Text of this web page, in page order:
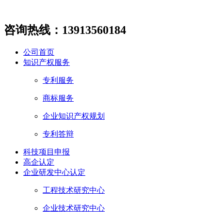
咨询热线：13913560184
公司首页
知识产权服务
专利服务
商标服务
企业知识产权规划
专利答辩
科技项目申报
高企认定
企业研发中心认定
工程技术研究中心
企业技术研究中心